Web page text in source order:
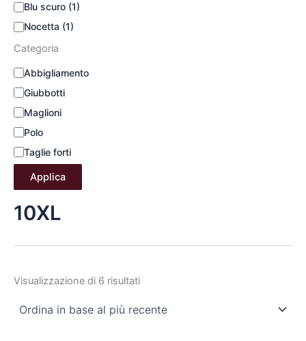
Blu scuro (1)
Nocetta (1)
Categoria
Abbigliamento
Giubbotti
Maglioni
Polo
Taglie forti
Applica
10XL
Visualizzazione di 6 risultati